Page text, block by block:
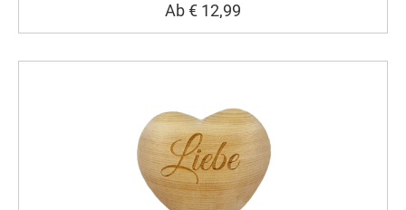
Ab € 12,99